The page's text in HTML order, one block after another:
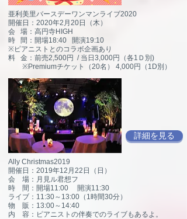
亜利美里バースデーワンマンライブ2020
開催日：2020年2月20日（木）
会 場：高円寺HIGH
時 間：開場18:40 開演19:10
※ピアニストとのコラボ企画あり
料 金：前売2,500円 / 当日3,000円（各1Ｄ別)
※Premiumチケット（20名） 4,000円（1D別）
詳細を見る
Ally Christmas2019
開催日：2019年12月22日（日）
会 場：月見ル君想フ
時 間：開場11:00 開演11:30
ライブ：11:30～13:00（1時間30分）
物 販：13:00～14:40
内 容：ピアニストの伴奏でのライブもあるよ。